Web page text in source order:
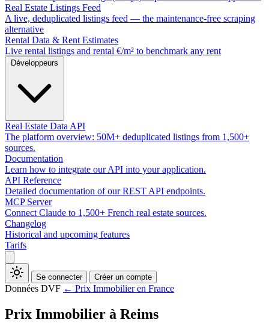
Real Estate Listings Feed
A live, deduplicated listings feed — the maintenance-free scraping
alternative
Rental Data & Rent Estimates
Live rental listings and rental €/m² to benchmark any rent
Développeurs
Real Estate Data API
The platform overview: 50M+ deduplicated listings from 1,500+
sources.
Documentation
Learn how to integrate our API into your application.
API Reference
Detailed documentation of our REST API endpoints.
MCP Server
Connect Claude to 1,500+ French real estate sources.
Changelog
Historical and upcoming features
Tarifs
Se connecter Créer un compte
Données DVF ← Prix Immobilier en France
Prix Immobilier à Reims